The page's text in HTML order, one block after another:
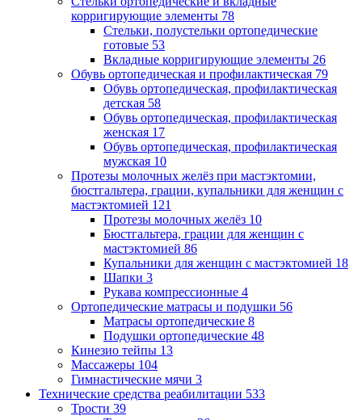
корригирующие элементы 78
Стельки, полустельки ортопедические
готовые 53
Вкладные корригирующие элементы 26
Обувь ортопедическая и профилактическая 79
Обувь ортопедическая, профилактическая
детская 58
Обувь ортопедическая, профилактическая
женская 17
Обувь ортопедическая, профилактическая
мужская 10
Протезы молочных желёз при мастэктомии,
бюстгальтера, грации, купальники для женщин с
мастэктомией 121
Протезы молочных желёз 10
Бюстгальтера, грации для женщин с
мастэктомией 86
Купальники для женщин с мастэктомией 18
Шапки 3
Рукава компрессионные 4
Ортопедические матрасы и подушки 56
Матрасы ортопедические 8
Подушки ортопедические 48
Кинезио тейпы 13
Массажеры 104
Гимнастические мячи 3
Технические средства реабилитации 533
Трости 39